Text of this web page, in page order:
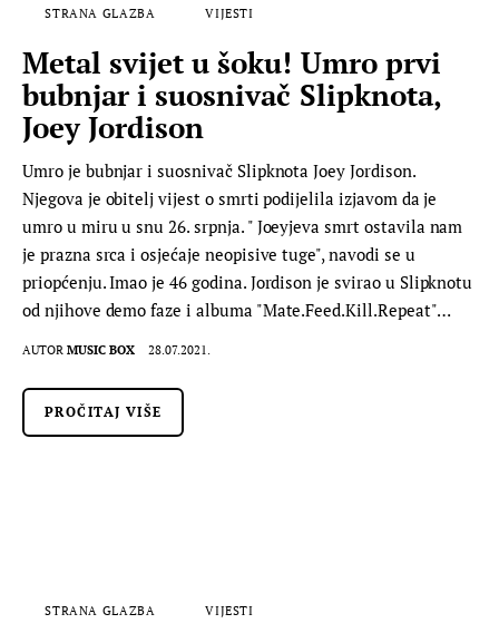
STRANA GLAZBA VIJESTI
Metal svijet u šoku! Umro prvi
bubnjar i suosnivač Slipknota,
Joey Jordison
Umro je bubnjar i suosnivač Slipknota Joey Jordison.
Njegova je obitelj vijest o smrti podijelila izjavom da je
umro u miru u snu 26. srpnja. " Joeyjeva smrt ostavila nam
je prazna srca i osjećaje neopisive tuge", navodi se u
priopćenju. Imao je 46 godina. Jordison je svirao u Slipknotu
od njihove demo faze i albuma "Mate.Feed.Kill.Repeat"…
AUTOR MUSIC BOX 28.07.2021.
PROČITAJ VIŠE
STRANA GLAZBA VIJESTI